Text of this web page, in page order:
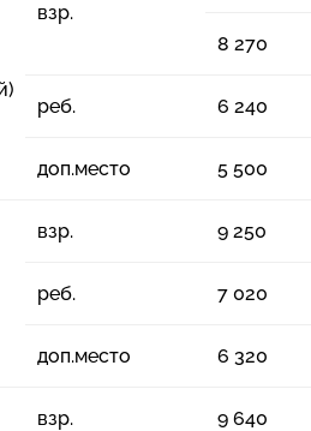
взр.
8 270
реб. 6 240
доп.место 5 500
взр. 9 250
реб. 7 020
доп.место 6 320
взр. 9 640